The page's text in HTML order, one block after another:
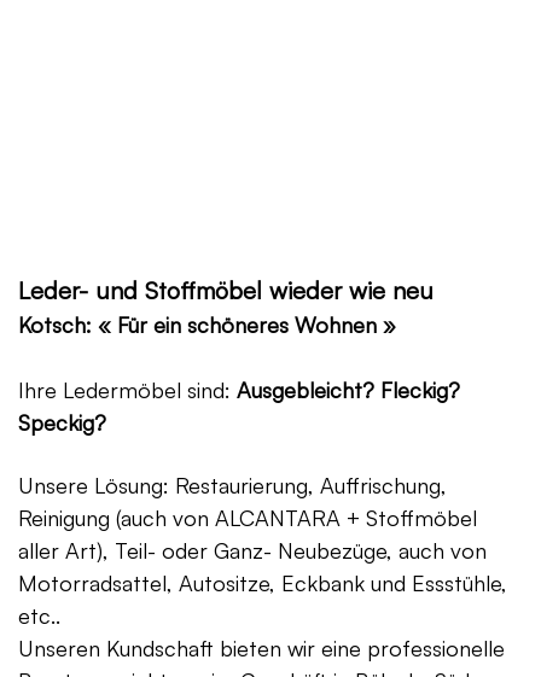
Leder- und Stoffmöbel wieder wie neu
Kotsch: « Für ein schöneres Wohnen »
Ihre Ledermöbel sind: Ausgebleicht? Fleckig?
Speckig?
Unsere Lösung: Restaurierung, Auffrischung,
Reinigung (auch von ALCANTARA + Stoffmöbel
aller Art), Teil- oder Ganz- Neubezüge, auch von
Motorradsattel, Autositze, Eckbank und Essstühle,
etc..
Unseren Kundschaft bieten wir eine professionelle